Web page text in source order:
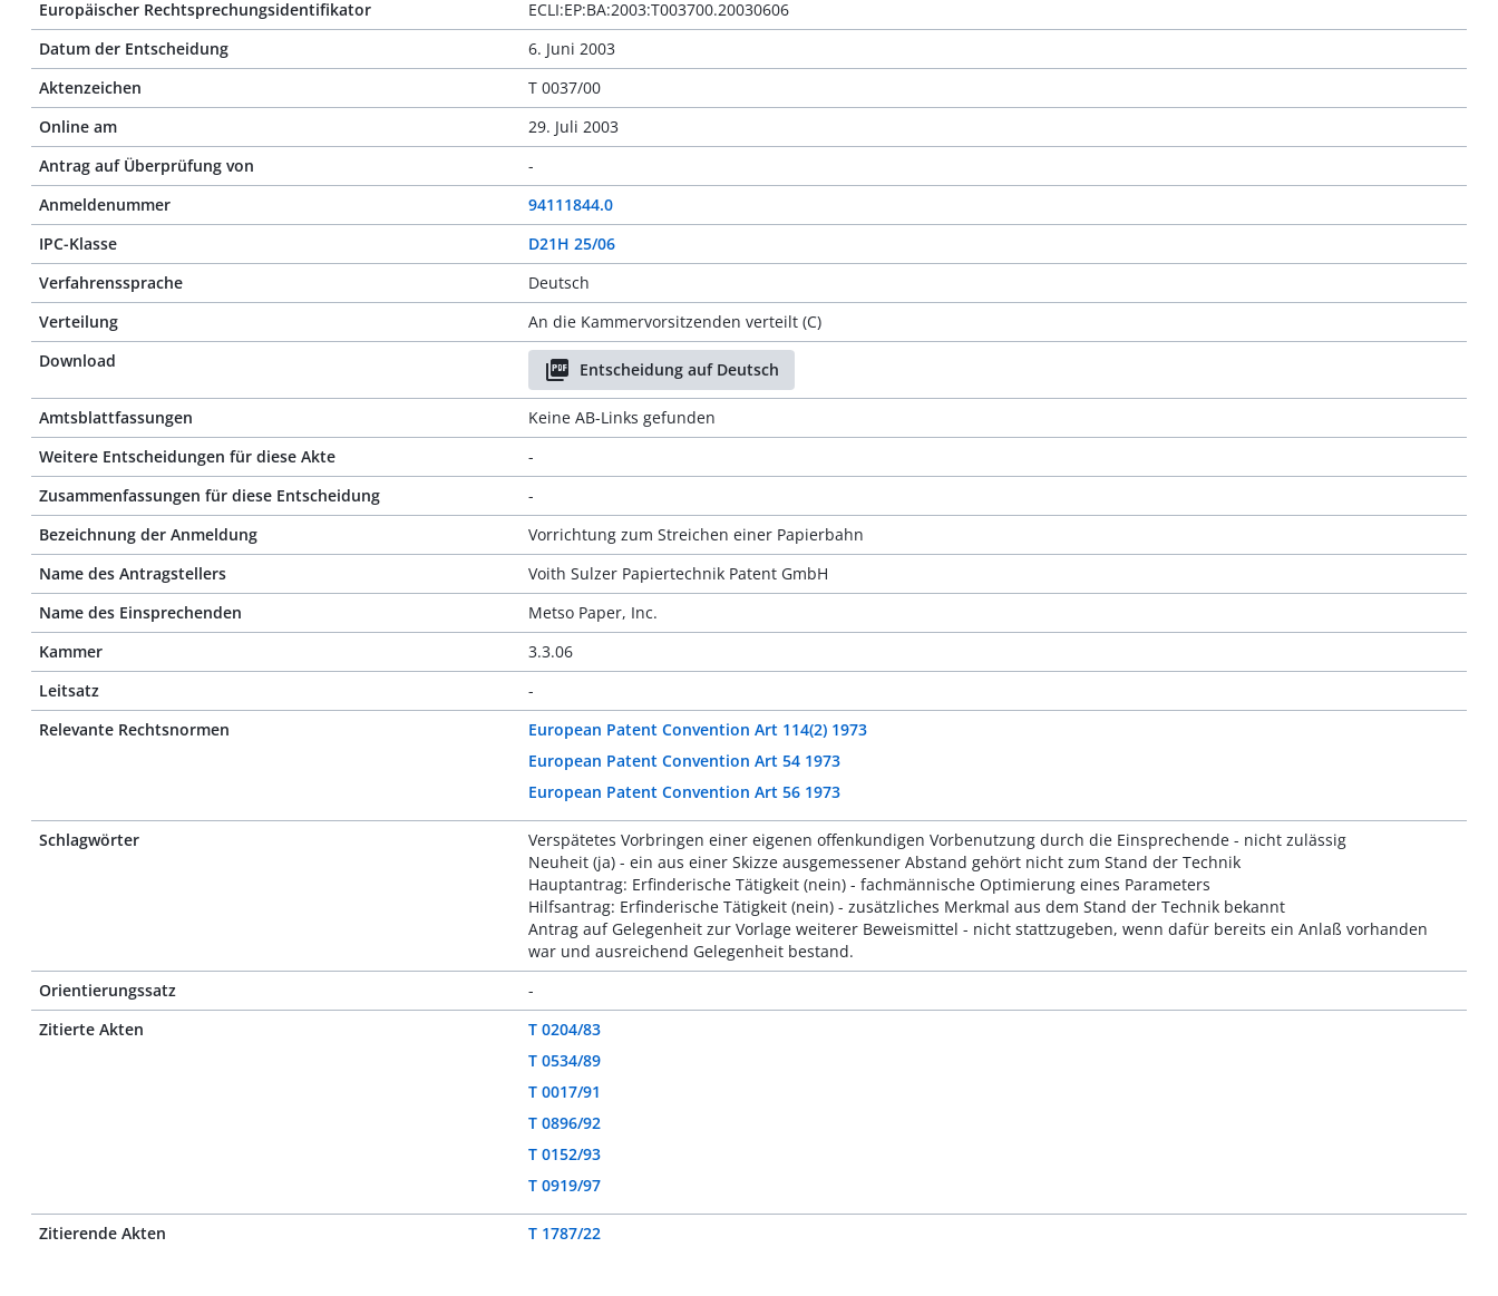
Europäischer Rechtsprechungsidentifikator
ECLI:EP:BA:2003:T003700.20030606
Datum der Entscheidung
6. Juni 2003
Aktenzeichen
T 0037/00
Online am
29. Juli 2003
Antrag auf Überprüfung von
-
Anmeldenummer
94111844.0
IPC-Klasse
D21H 25/06
Verfahrenssprache
Deutsch
Verteilung
An die Kammervorsitzenden verteilt (C)
Download
Entscheidung auf Deutsch
Amtsblattfassungen
Keine AB-Links gefunden
Weitere Entscheidungen für diese Akte
-
Zusammenfassungen für diese Entscheidung
-
Bezeichnung der Anmeldung
Vorrichtung zum Streichen einer Papierbahn
Name des Antragstellers
Voith Sulzer Papiertechnik Patent GmbH
Name des Einsprechenden
Metso Paper, Inc.
Kammer
3.3.06
Leitsatz
-
Relevante Rechtsnormen
European Patent Convention Art 114(2) 1973
European Patent Convention Art 54 1973
European Patent Convention Art 56 1973
Schlagwörter
Verspätetes Vorbringen einer eigenen offenkundigen Vorbenutzung durch die Einsprechende - nicht zulässig
Neuheit (ja) - ein aus einer Skizze ausgemessener Abstand gehört nicht zum Stand der Technik
Hauptantrag: Erfinderische Tätigkeit (nein) - fachmännische Optimierung eines Parameters
Hilfsantrag: Erfinderische Tätigkeit (nein) - zusätzliches Merkmal aus dem Stand der Technik bekannt
Antrag auf Gelegenheit zur Vorlage weiterer Beweismittel - nicht stattzugeben, wenn dafür bereits ein Anlaß vorhanden
war und ausreichend Gelegenheit bestand.
Orientierungssatz
-
Zitierte Akten
T 0204/83
T 0534/89
T 0017/91
T 0896/92
T 0152/93
T 0919/97
Zitierende Akten T 1787/22